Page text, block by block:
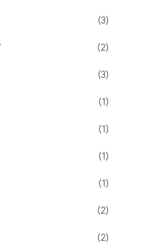
(3)
(2)
(3)
(1)
(1)
(1)
(1)
(2)
(2)